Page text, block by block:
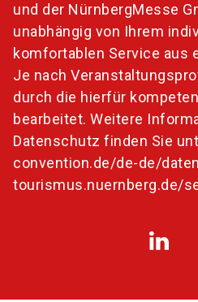
und der NürnbergMesse
unabhängig von Ihrem
komfortablen Service aus
Je nach
durch die hierfür
bearbeitet. Weitere
Datenschutz finden Sie
convention.de/de-de/
tourismus.nuernberg.de/